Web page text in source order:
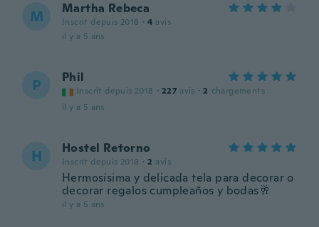
M Martha Rebeca
Inscrit depuis 2018 · 4 avis
il y a 5 ans
P Phil
Inscrit depuis 2018 · 227 avis · 2 chargements
il y a 5 ans
H Hostel Retorno
Inscrit depuis 2018 · 2 avis
Hermosísima y delicada tela para decorar o
decorar regalos cumpleaños y bodas🥂
il y a 5 ans